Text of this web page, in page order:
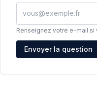
Renseignez votre e-mail si
Adresse e-mail
Envoyer la question